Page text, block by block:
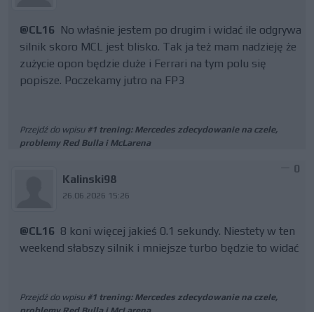
@CL16 No właśnie jestem po drugim i widać ile odgrywa
silnik skoro MCL jest blisko. Tak ja też mam nadzieję że
zużycie opon będzie duże i Ferrari na tym polu się
popisze. Poczekamy jutro na FP3
Przejdź do wpisu #1 trening: Mercedes zdecydowanie na czele,
problemy Red Bulla i McLarena
Kalinski98
26.06.2026 15:26
0
@CL16 8 koni więcej jakieś 0.1 sekundy. Niestety w ten
weekend słabszy silnik i mniejsze turbo będzie to widać
Przejdź do wpisu #1 trening: Mercedes zdecydowanie na czele,